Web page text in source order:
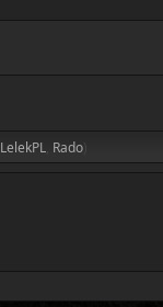
LelekPL, Rado)